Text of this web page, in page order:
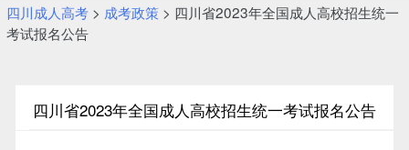
四川成人高考> 成考政策> 四川省2023年全国成人高校招生统一
考试报名公告
四川省2023年全国成人高校招生统一考试报名公告